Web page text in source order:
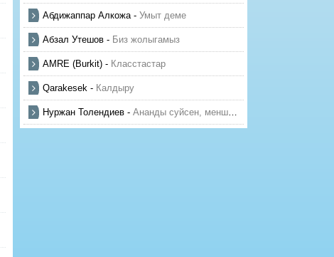
Абдижаппар Алкожа- Умыт деме
Абзал Утешов - Биз жолыгамыз
AMRE (Burkit) - Класстастар
Qarakesek - Калдыру
Нуржан Толендиев - Ананды суйсен, менше суй